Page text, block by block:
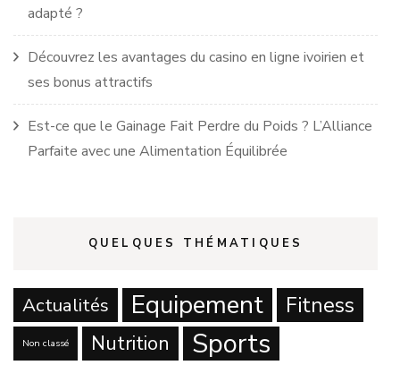
adapté ?
Découvrez les avantages du casino en ligne ivoirien et
ses bonus attractifs
Est-ce que le Gainage Fait Perdre du Poids ? L’Alliance
Parfaite avec une Alimentation Équilibrée
QUELQUES THÉMATIQUES
Actualités Equipement Fitness
Non classé Nutrition Sports